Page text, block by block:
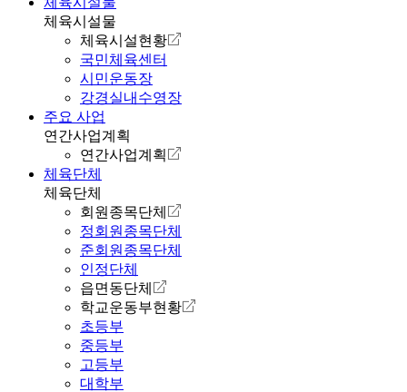
체육시설물
체육시설현황
국민체육센터
시민운동장
강경실내수영장
주요 사업
연간사업계획
연간사업계획
체육단체
체육단체
회원종목단체
정회원종목단체
준회원종목단체
인정단체
읍면동단체
학교운동부현황
초등부
중등부
고등부
대학부